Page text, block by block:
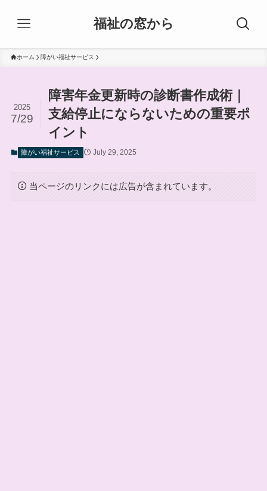
福祉の窓から
ホーム 障がい福祉サービス
障害年金更新時の診断書作成術｜
支給停止にならないための重要ポ
イント
2025
7/29
障がい福祉サービス July 29, 2025
当ページのリンクには広告が含まれています。